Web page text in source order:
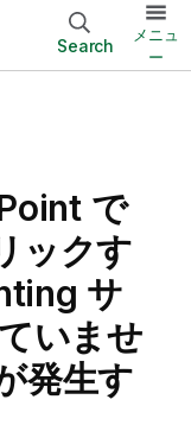
Search
メニュ
ー
で
ックす
サ
いませ
発生す